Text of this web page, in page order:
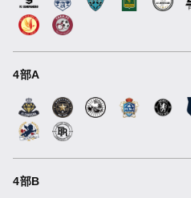
4部A
4部B